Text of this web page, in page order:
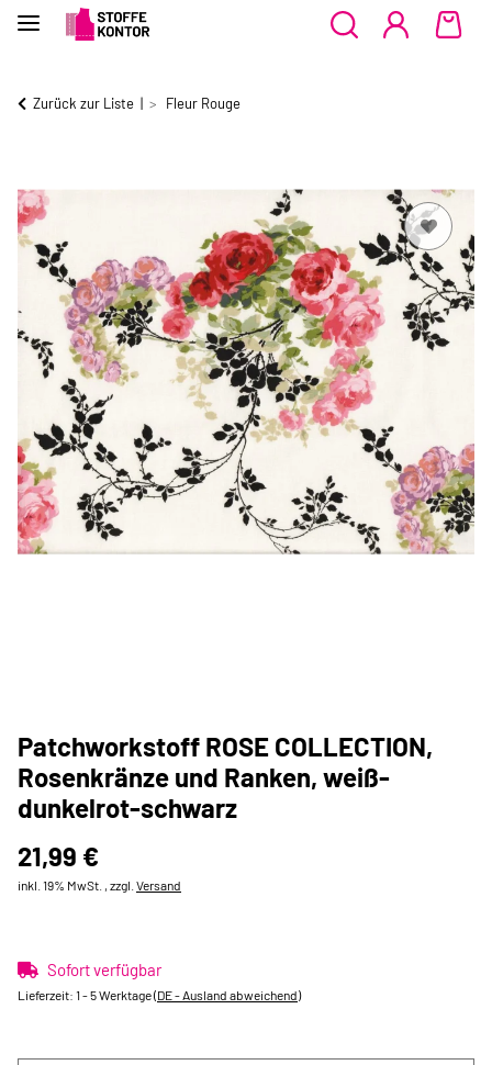
Zurück zur Liste Fleur Rouge
Patchworkstoff ROSE COLLECTION,
Rosenkränze und Ranken, weiß-
dunkelrot-schwarz
21,99 €
inkl. 19% MwSt. , zzgl. Versand
Sofort verfügbar
Lieferzeit: 1 - 5 Werktage(DE - Ausland abweichend)